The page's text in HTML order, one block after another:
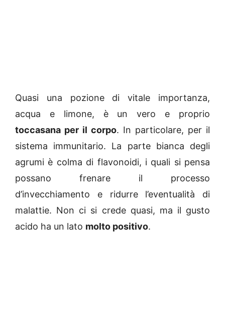
Quasi una pozione di vitale importanza,
acqua e limone, è un vero e proprio
toccasana per il corpo. In particolare, per il
sistema immunitario. La parte bianca degli
agrumi è colma di flavonoidi, i quali si pensa
possano frenare il processo
d’invecchiamento e ridurre l’eventualità di
malattie. Non ci si crede quasi, ma il gusto
acido ha un lato molto positivo.